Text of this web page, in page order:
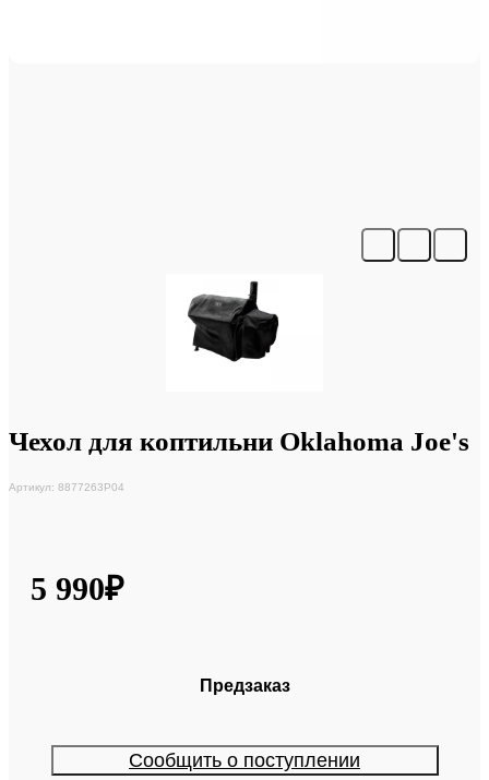
Чехол для коптильни Oklahoma Joe's
Артикул: 8877263P04
5 990₽
Предзаказ
Сообщить о поступлении